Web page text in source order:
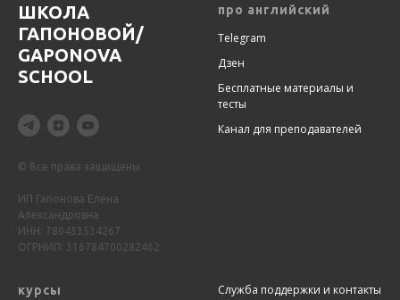
ШКОЛА
ГАПОНОВОЙ/
GAPONOVA
SCHOOL
© Все права защищены
ИП Гапонова Елена
Александровна
ИНН: 780433534267
ОГРНИП: 316784700282462
про английский
Telegram
Дзен
Бесплатные материалы и
тесты
Канал для преподавателей
курсы Служба поддержки и контакты